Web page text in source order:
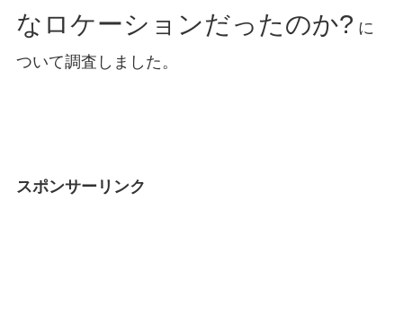
なロケーションだったのか? に
ついて調査しました。
スポンサーリンク